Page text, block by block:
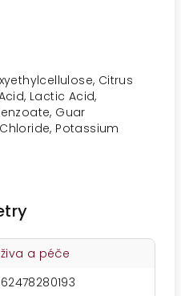
Citrus
Lactic Acid,
Guar
Potassium
a péče